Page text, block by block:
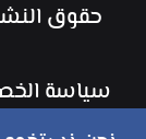
سياسة